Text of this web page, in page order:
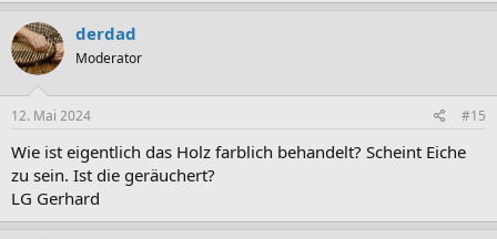
derdad
Moderator
12. Mai 2024 #15
Wie ist eigentlich das Holz farblich behandelt? Scheint Eiche
zu sein. Ist die geräuchert?
LG Gerhard